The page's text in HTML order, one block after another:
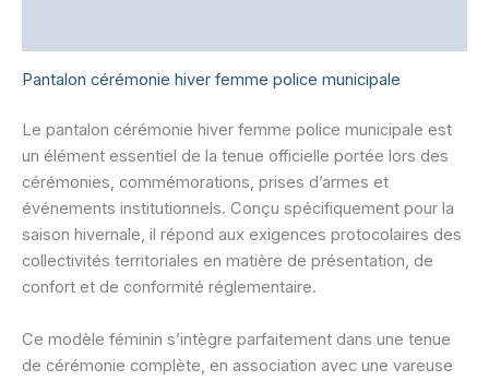
Pantalon cérémonie hiver femme police municipale
Le pantalon cérémonie hiver femme police municipale est
un élément essentiel de la tenue officielle portée lors des
cérémonies, commémorations, prises d’armes et
événements institutionnels. Conçu spécifiquement pour la
saison hivernale, il répond aux exigences protocolaires des
collectivités territoriales en matière de présentation, de
confort et de conformité réglementaire.
Ce modèle féminin s’intègre parfaitement dans une tenue
de cérémonie complète, en association avec une vareuse